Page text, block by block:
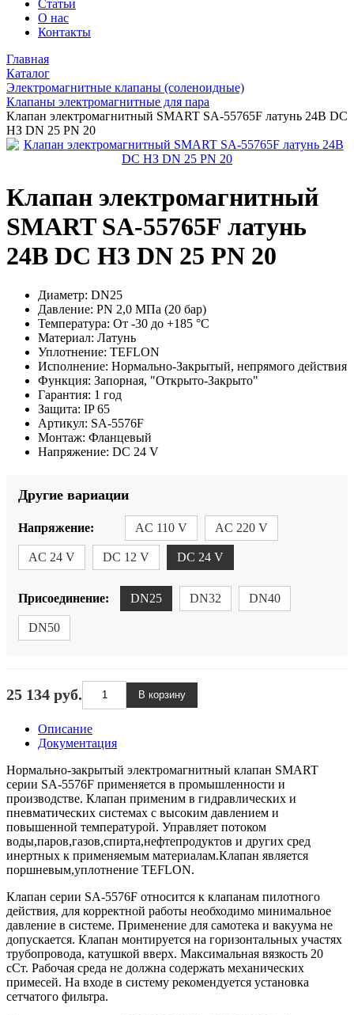
Статьи
О нас
Контакты
Главная
Каталог
Электромагнитные клапаны (соленоидные)
Клапаны электромагнитные для пара
Клапан электромагнитный SMART SA-55765F латунь 24В DC
НЗ DN 25 PN 20
Клапан электромагнитный
SMART SA-55765F латунь
24В DC НЗ DN 25 PN 20
Диаметр: DN25
Давление: PN 2,0 МПа (20 бар)
Температура: От -30 до +185 °С
Материал: Латунь
Уплотнение: TEFLON
Исполнение: Нормально-Закрытый, непрямого действия
Функция: Запорная, "Открыто-Закрыто"
Гарантия: 1 год
Защита: IP 65
Артикул: SA-5576F
Монтаж: Фланцевый
Напряжение: DC 24 V
Другие вариации
Напряжение: AC 110 V AC 220 V
AC 24 V DC 12 V DC 24 V
Присоединение: DN25 DN32 DN40
DN50
25 134 руб.
Описание
Документация
Нормально-закрытый электромагнитный клапан SMART
серии SA-5576F применяется в промышленности и
производстве. Клапан применим в гидравлических и
пневматических системах с высоким давлением и
повышенной температурой. Управляет потоком
воды,паров,газов,спирта,нефтепродуктов и других сред
инертных к применяемым материалам.Клапан является
поршневым,уплотнение TEFLON.
Клапан серии SA-5576F относится к клапанам пилотного
действия, для корректной работы необходимо минимальное
давление в системе. Применение для самотека и вакуума не
допускается. Клапан монтируется на горизонтальных участях
трубопровода, катушкой вверх. Максимальная вязкость 20
сСт. Рабочая среда не должна содержать механических
примесей. На входе в систему рекомендуется установка
сетчатого фильтра.